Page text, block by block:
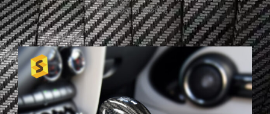
आवश्यकता हो सकती है।